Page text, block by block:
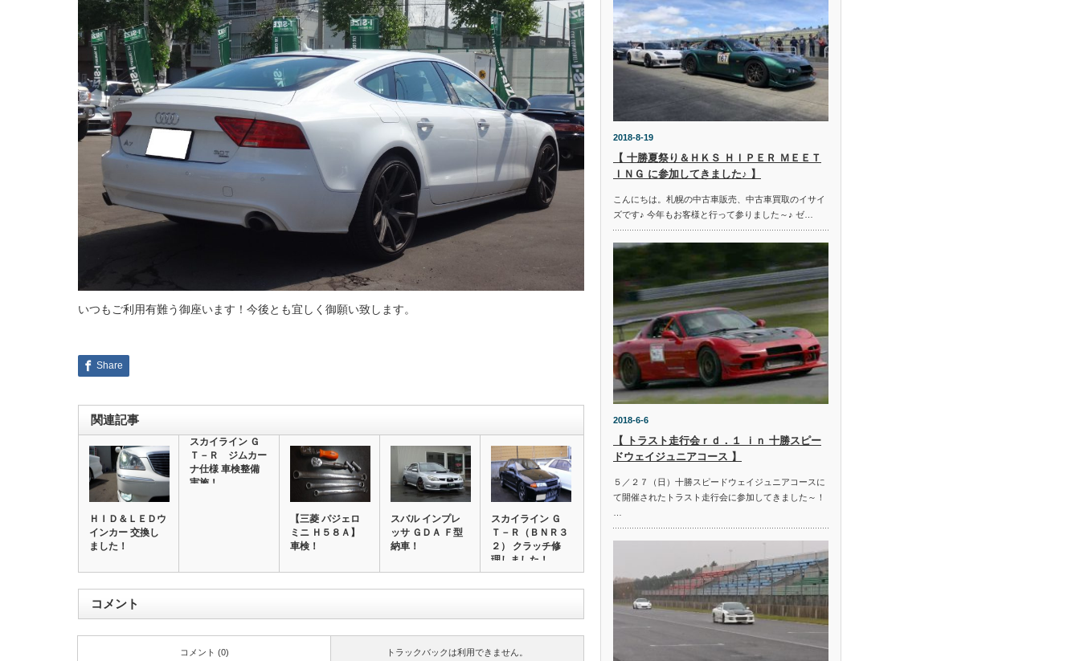
いつもご利用有難う御座います！今後とも宜しく御願い致します。
Share
関連記事
ＨＩＤ＆ＬＥＤウ
インカー 交換し
ました！
スカイライン Ｇ
Ｔ－Ｒ ジムカー
ナ仕様 車検整備
実施！
【三菱 パジェロ
ミニ Ｈ５８Ａ】
車検！
スバル インプレ
ッサ ＧＤＡ Ｆ型
納車！
スカイライン Ｇ
Ｔ－Ｒ（ＢＮＲ３
２） クラッチ修
理しました！
コメント
トラックバックは利用できません。
コメント (0)
2018-8-19
【 十勝夏祭り＆ＨＫＳ ＨＩＰＥＲ ＭＥＥＴ
ＩＮＧ に参加してきました♪ 】
こんにちは。札幌の中古車販売、中古車買取のイサイ
ズです♪ 今年もお客様と行って参りました～♪ ゼ…
2018-6-6
【 トラスト走行会ｒｄ．１ ｉｎ 十勝スピー
ドウェイジュニアコース 】
５／２７（日）十勝スピードウェイジュニアコースに
て開催されたトラスト走行会に参加してきました～！